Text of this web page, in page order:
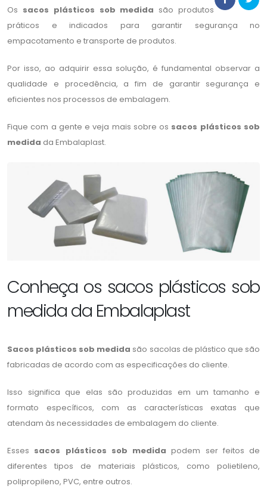
Os sacos plásticos sob medida são produtos
práticos e indicados para garantir segurança no
empacotamento e transporte de produtos.
Por isso, ao adquirir essa solução, é fundamental observar a
qualidade e procedência, a fim de garantir segurança e
eficientes nos processos de embalagem.
Fique com a gente e veja mais sobre os sacos plásticos sob
medida da Embalaplast.
Conheça os sacos plásticos sob
medida da Embalaplast
Sacos plásticos sob medida são sacolas de plástico que são
fabricadas de acordo com as especificações do cliente.
Isso significa que elas são produzidas em um tamanho e
formato específicos, com as características exatas que
atendam às necessidades de embalagem do cliente.
Esses sacos plásticos sob medida podem ser feitos de
diferentes tipos de materiais plásticos, como polietileno,
polipropileno, PVC, entre outros.